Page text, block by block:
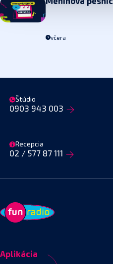
včera
Štúdio
0903 943 003
Recepcia
02 / 577 87 111
Aplikácia